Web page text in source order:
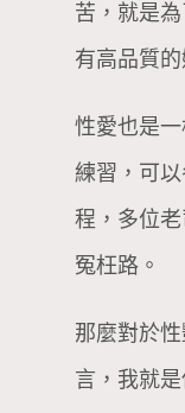
苦，就是
有高品質的
性愛也是
練習，可
程，多位
冤枉路。
那麼對於
言，我就